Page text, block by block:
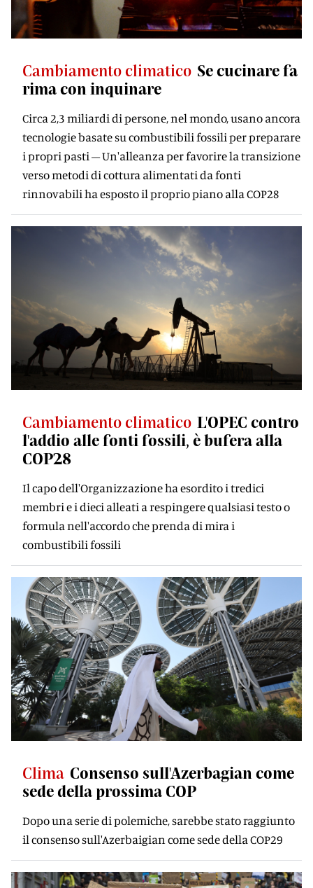
Cambiamento climatico Se cucinare fa
rima con inquinare
Circa 2,3 miliardi di persone, nel mondo, usano ancora
tecnologie basate su combustibili fossili per preparare
i propri pasti – Un'alleanza per favorire la transizione
verso metodi di cottura alimentati da fonti
rinnovabili ha esposto il proprio piano alla COP28
Cambiamento climatico L'OPEC contro
l'addio alle fonti fossili, è bufera alla
COP28
Il capo dell'Organizzazione ha esordito i tredici
membri e i dieci alleati a respingere qualsiasi testo o
formula nell'accordo che prenda di mira i
combustibili fossili
Clima Consenso sull'Azerbagian come
sede della prossima COP
Dopo una serie di polemiche, sarebbe stato raggiunto
il consenso sull'Azerbaigian come sede della COP29